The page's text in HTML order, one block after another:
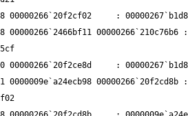
00000266`20f2cf02     :
00000266`2466bf11 00000266`210c76b6 :
00000266`20f2ce8d     :
0000009e`a24ecb98 00000266`20f2cd8b :